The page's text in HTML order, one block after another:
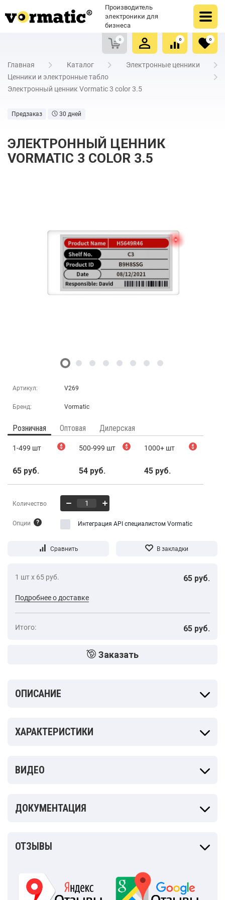
Производитель
электроники для
бизнеса
0
Очистить список сравнения
0
Очистить избранное
0
Главная Каталог
Электронные ценники
Ценники и электронные табло
Электронный ценник Vormatic 3 color 3.5
Предзаказ 30 дней
ЭЛЕКТРОННЫЙ ЦЕННИК
VORMATIC 3 COLOR 3.5
Артикул: V269
Бренд: Vormatic
Розничная Оптовая Дилерская
1-499 шт $
65 руб.
500-999 шт $
54 руб.
1000+ шт $
45 руб.
Количество
Опции ? Интеграция API специалистом Vormatic
1 шт х 65 руб. 65 руб.
Подробнее о доставке
Итого: 65 руб.
Заказать
ОПИСАНИЕ
ХАРАКТЕРИСТИКИ
ВИДЕО
ДОКУМЕНТАЦИЯ
ОТЗЫВЫ